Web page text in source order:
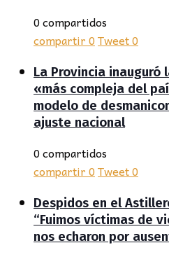
0 compartidos
compartir0Tweet0
La Provincia inauguró
«más compleja del
modelo de
ajuste nacional
0 compartidos
compartir0Tweet0
Despidos en el
“Fuimos víctimas de
nos echaron por